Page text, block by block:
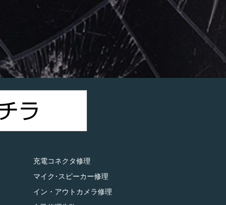
充電コネクタ修理
マイク･スピーカー修理
イン・アウトカメラ修理